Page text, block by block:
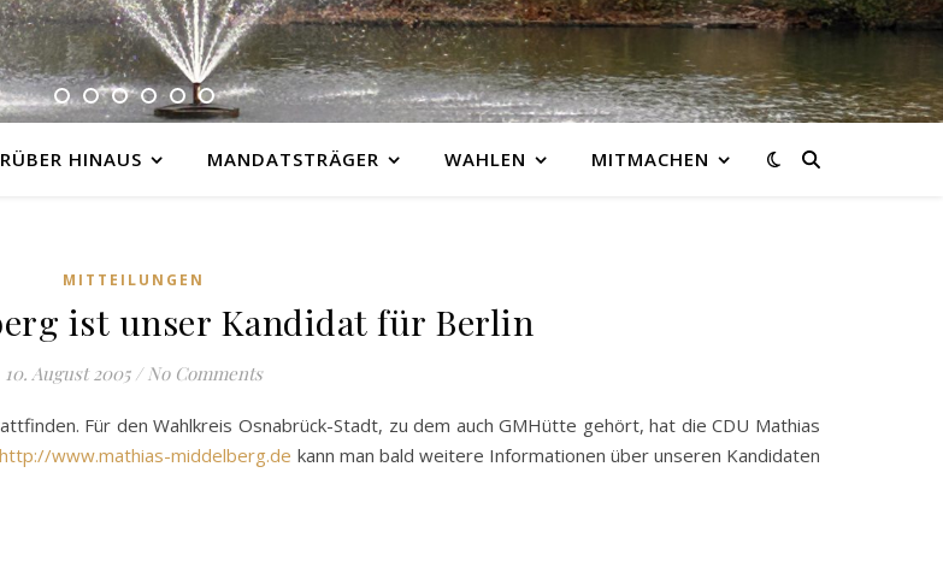
HINAUS MANDATSTRÄGER WAHLEN MITMACHEN
MITTEILUNGEN
ist unser Kandidat für Berlin
10. August 2005 / No Comments
Für den Wahlkreis Osnabrück-Stadt, zu dem auch GMHütte gehört, hat die CDU Mathias
http://www.mathias-middelberg.de kann man bald weitere Informationen über unseren Kandidaten